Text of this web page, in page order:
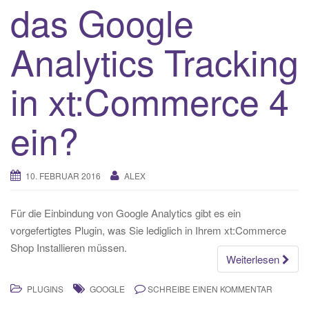
das Google
Analytics Tracking
in xt:Commerce 4
ein?
10. FEBRUAR 2016 ALEX
Für die Einbindung von Google Analytics gibt es ein
vorgefertigtes Plugin, was Sie lediglich in Ihrem xt:Commerce
Shop Installieren müssen.
Weiterlesen
PLUGINS GOOGLE SCHREIBE EINEN KOMMENTAR